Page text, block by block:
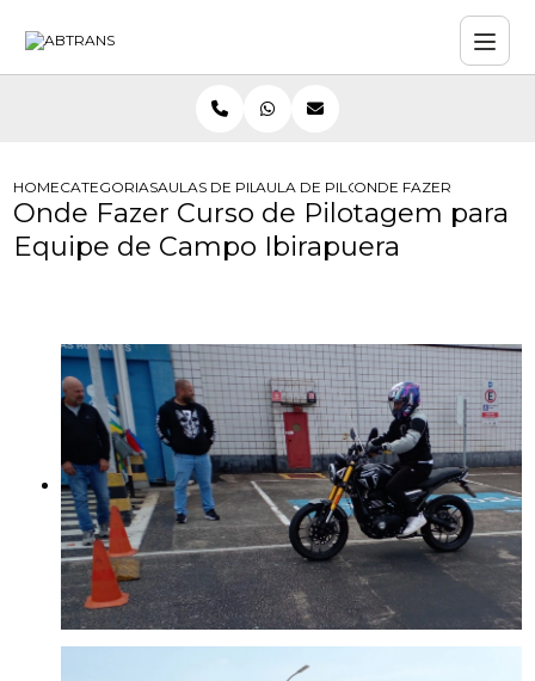
HOMECATEGORIASAULAS DE PILOTAGEM PARA EMPRESAS
AULA DE PILOTAGEM PARA
ONDE FAZER CURSO
Onde Fazer Curso de Pilotagem para
Equipe de Campo Ibirapuera